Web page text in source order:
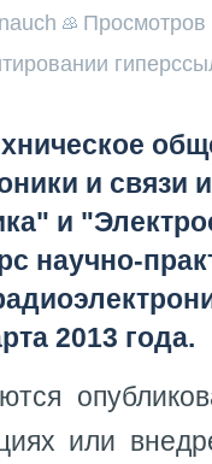
Просмотров
и
и
научно-
2013 года.
или